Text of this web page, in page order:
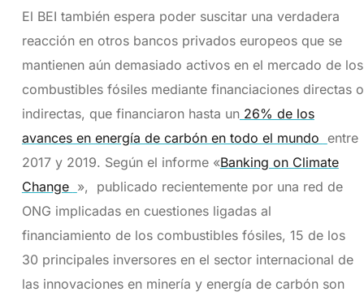
El BEI también espera poder suscitar una verdadera
reacción en otros bancos privados europeos que se
mantienen aún demasiado activos en el mercado de los
combustibles fósiles mediante financiaciones directas o
indirectas, que financiaron hasta un26% de los
avances en energía de carbón en todo el mundo entre
2017 y 2019. Según el informe «Banking on Climate
Change », publicado recientemente por una red de
ONG implicadas en cuestiones ligadas al
financiamiento de los combustibles fósiles, 15 de los
30 principales inversores en el sector internacional de
las innovaciones en minería y energía de carbón son